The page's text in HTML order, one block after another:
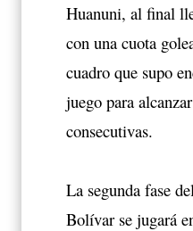
Huanuni, al final
con una cuota
cuadro que supo
juego para
consecutivas.
La segunda fase
Bolívar se jugará